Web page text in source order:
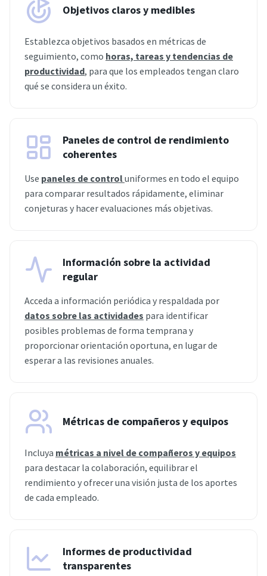
Objetivos claros y medibles
Establezca objetivos basados en métricas de
seguimiento, como horas, tareas y tendencias de
productividad, para que los empleados tengan claro
qué se considera un éxito.
Paneles de control de rendimiento
coherentes
Use paneles de controluniformes en todo el equipo
para comparar resultados rápidamente, eliminar
conjeturas y hacer evaluaciones más objetivas.
Información sobre la actividad
regular
Acceda a información periódica y respaldada por
datos sobre las actividades para identificar
posibles problemas de forma temprana y
proporcionar orientación oportuna, en lugar de
esperar a las revisiones anuales.
Métricas de compañeros y equipos
Incluya métricas a nivel de compañeros y equipos
para destacar la colaboración, equilibrar el
rendimiento y ofrecer una visión justa de los aportes
de cada empleado.
Informes de productividad
transparentes